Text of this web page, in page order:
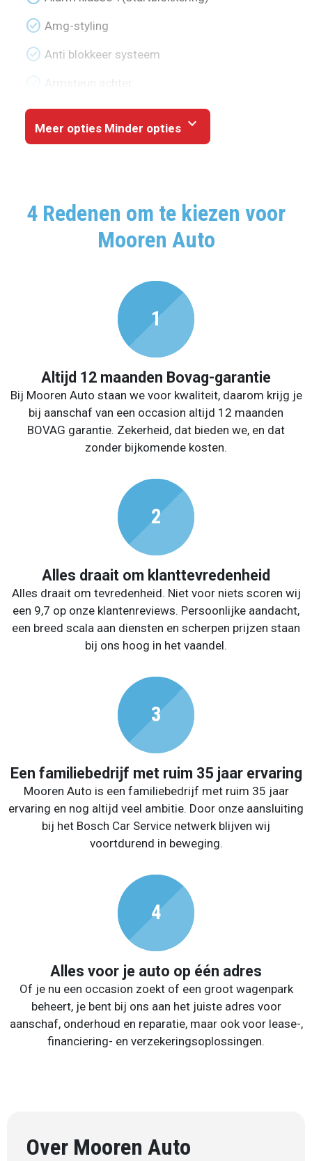
check_circle Amg-styling
check_circle Anti blokkeer systeem
Meer opties Minder opties expand_more
4 Redenen om te kiezen voor
Mooren Auto
Altijd 12 maanden Bovag-garantie
Bij Mooren Auto staan we voor kwaliteit, daarom krijg je
bij aanschaf van een occasion altijd 12 maanden
BOVAG garantie. Zekerheid, dat bieden we, en dat
zonder bijkomende kosten.
Alles draait om klanttevredenheid
Alles draait om tevredenheid. Niet voor niets scoren wij
een 9,7 op onze klantenreviews. Persoonlijke aandacht,
een breed scala aan diensten en scherpen prijzen staan
bij ons hoog in het vaandel.
Een familiebedrijf met ruim 35 jaar ervaring
Mooren Auto is een familiebedrijf met ruim 35 jaar
ervaring en nog altijd veel ambitie. Door onze aansluiting
bij het Bosch Car Service netwerk blijven wij
voortdurend in beweging.
Alles voor je auto op één adres
Of je nu een occasion zoekt of een groot wagenpark
beheert, je bent bij ons aan het juiste adres voor
aanschaf, onderhoud en reparatie, maar ook voor lease-,
financiering- en verzekeringsoplossingen.
Over Mooren Auto